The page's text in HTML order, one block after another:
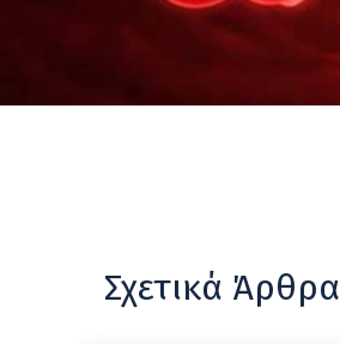
Σχετικά Άρθρα